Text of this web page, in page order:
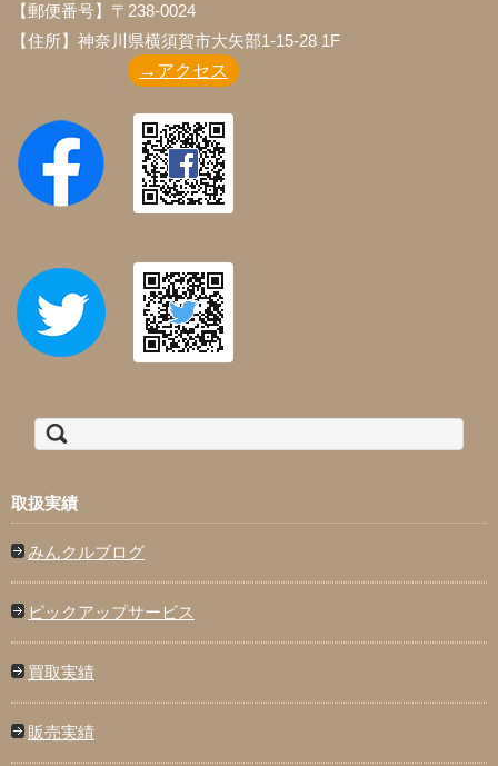
【郵便番号】〒238-0024
【住所】神奈川県横須賀市大矢部1-15-28 1F
→アクセス
検索:
取扱実績
みんクルブログ
ピックアップサービス
買取実績
販売実績